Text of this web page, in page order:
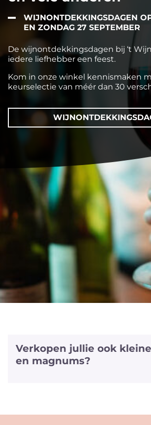
WIJNONTDEKKINGSDAGEN
EN ZONDAG 27 SEPTEMBER
De wijnontdekkingsdagen bij ‘t
iedere liefhebber een feest.
Kom in onze winkel kennismaken
keurselectie van méér dan 30
Verkopen jullie ook
en magnums?